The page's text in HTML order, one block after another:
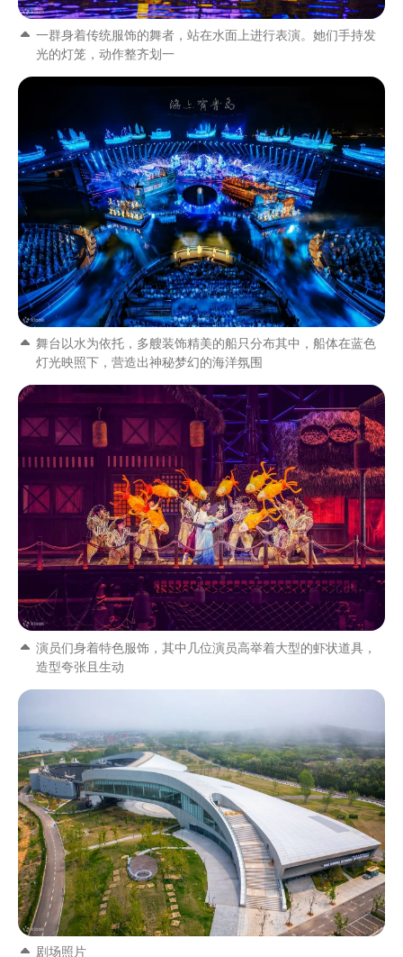
一群身着传统服饰的舞者，站在水面上进行表演。她们手持发
光的灯笼，动作整齐划一
舞台以水为依托，多艘装饰精美的船只分布其中，船体在蓝色
灯光映照下，营造出神秘梦幻的海洋氛围
演员们身着特色服饰，其中几位演员高举着大型的虾状道具，
造型夸张且生动
剧场照片